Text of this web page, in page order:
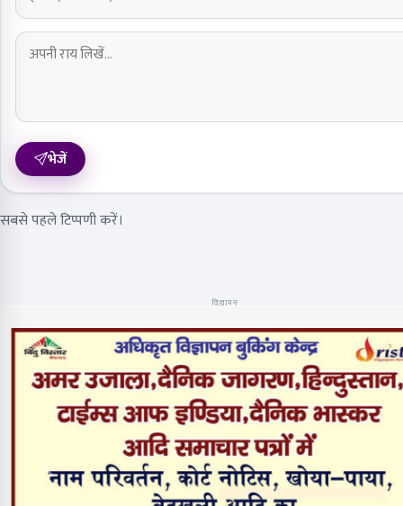
भेजें
सबसे पहले टिप्पणी करें।
विज्ञापन